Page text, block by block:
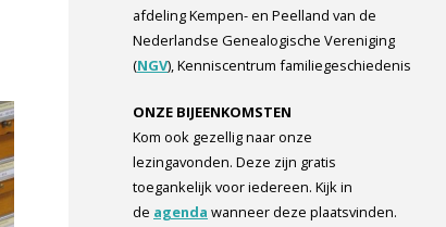
afdeling Kempen- en Peelland van de
Nederlandse Genealogische Vereniging
(NGV), Kenniscentrum familiegeschiedenis
ONZE BIJEENKOMSTEN
Kom ook gezellig naar onze
lezingavonden. Deze zijn gratis
toegankelijk voor iedereen. Kijk in
de agenda wanneer deze plaatsvinden.